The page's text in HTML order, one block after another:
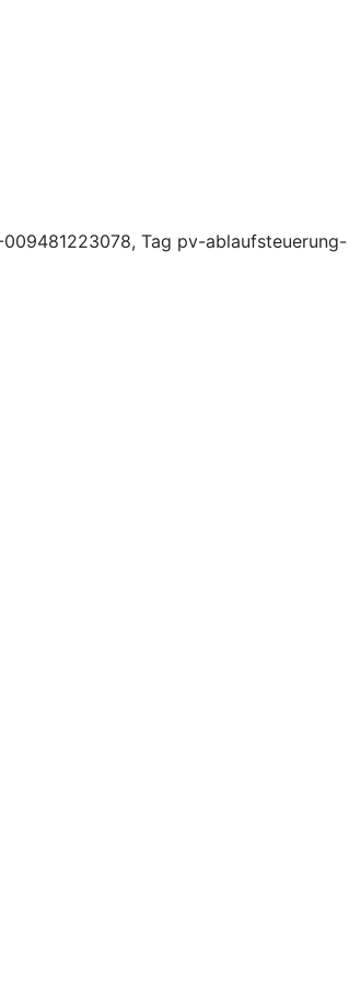
Tag pv-ablaufsteuerung-